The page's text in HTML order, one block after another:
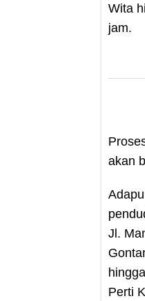
Wita
jam.
akan
Jl.
Perti